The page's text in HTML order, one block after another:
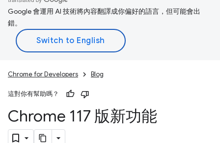
Google 會運用 AI 技術將內容翻譯成你偏好的語言，但可能會出
錯。
Chrome for Developers Blog
這對你有幫助嗎？
Chrome 117 版新功能